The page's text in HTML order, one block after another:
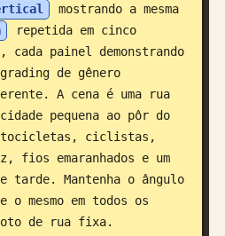
mostrando a mesma
repetida em cinco
painel demonstrando
de gênero
A cena é uma rua
cidade pequena ao pôr do
ciclistas,
fios emaranhados e um
tarde. Mantenha o ângulo
o mesmo em todos os
de rua fixa.